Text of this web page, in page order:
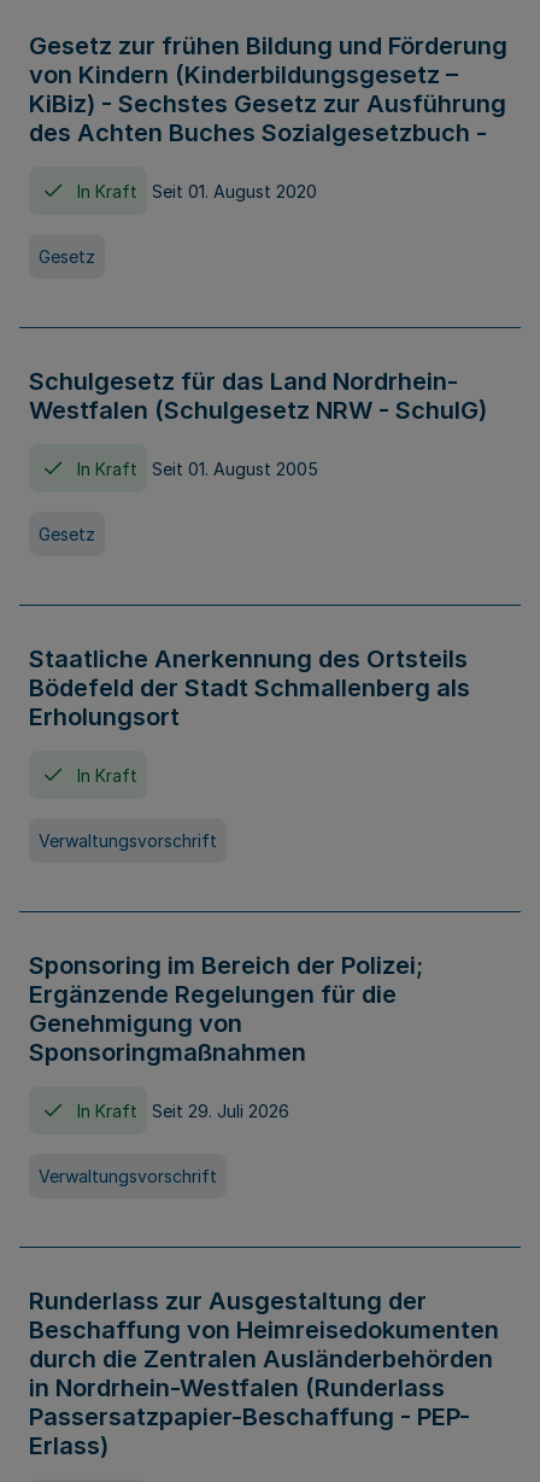
Gesetz zur frühen Bildung und Förderung
von Kindern (Kinderbildungsgesetz –
KiBiz) - Sechstes Gesetz zur Ausführung
des Achten Buches Sozialgesetzbuch -
In Kraft Seit 01. August 2020
Gesetz
Schulgesetz für das Land Nordrhein-
Westfalen (Schulgesetz NRW - SchulG)
In Kraft Seit 01. August 2005
Gesetz
Staatliche Anerkennung des Ortsteils
Bödefeld der Stadt Schmallenberg als
Erholungsort
In Kraft
Verwaltungsvorschrift
Sponsoring im Bereich der Polizei;
Ergänzende Regelungen für die
Genehmigung von
Sponsoringmaßnahmen
In Kraft Seit 29. Juli 2026
Verwaltungsvorschrift
Runderlass zur Ausgestaltung der
Beschaffung von Heimreisedokumenten
durch die Zentralen Ausländerbehörden
in Nordrhein-Westfalen (Runderlass
Passersatzpapier-Beschaffung - PEP-
Erlass)